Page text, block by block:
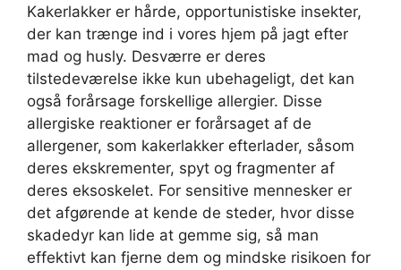
Kakerlakker er hårde, opportunistiske insekter,
der kan trænge ind i vores hjem på jagt efter
mad og husly. Desværre er deres
tilstedeværelse ikke kun ubehageligt, det kan
også forårsage forskellige allergier. Disse
allergiske reaktioner er forårsaget af de
allergener, som kakerlakker efterlader, såsom
deres ekskrementer, spyt og fragmenter af
deres eksoskelet. For sensitive mennesker er
det afgørende at kende de steder, hvor disse
skadedyr kan lide at gemme sig, så man
effektivt kan fjerne dem og mindske risikoen for